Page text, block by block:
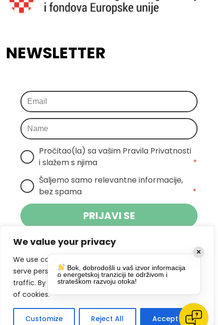
We value your privacy
We use cookies to enhance your browsing experience,
serve personalized ads or content, and analyze our
traffic. By clicking "Accept All", you consent to our use
of cookies.
Customize Reject All Accept All
NEWSLETTER
Pročitao(la) sa vašim Pravila Privatnosti
i slažem s njima
*
Šaljemo samo relevantne informacije,
bez spama
*
PRIJAVI SE
Klikom na gumb dajete suglasnost za
primanje novosti Pokreta Otoka te se
slažete spolitikom privatnosti.
DRUŠTVENE MREŽE
✕
Bok, dobrodošli u vaš izvor informacija
o energetskoj tranziciji te održivom i
strateškom razvoju otoka!